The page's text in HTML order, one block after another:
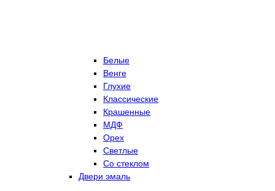
Белые
Венге
Глухие
Классические
Крашенные
МДФ
Орех
Светлые
Со стеклом
Двери эмаль